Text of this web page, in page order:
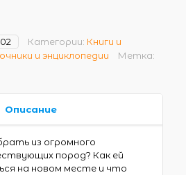
Категории: Книги и
и энциклопедии Метка:
Описание
из огромного
пород? Как ей
на новом месте и что